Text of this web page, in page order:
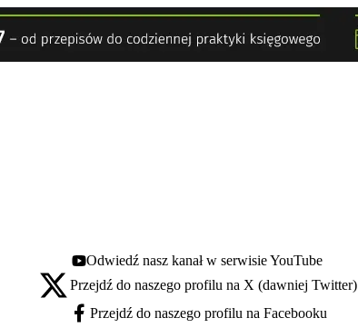
Youtube - otwiera się w nowej karcie
Odwiedź nasz kanał w serwisie YouTube
X - otwiera się w nowej karcie
Przejdź do naszego profilu na X (dawniej Twitter)
Facebook - otwiera się w nowej karcie
Przejdź do naszego profilu na Facebooku